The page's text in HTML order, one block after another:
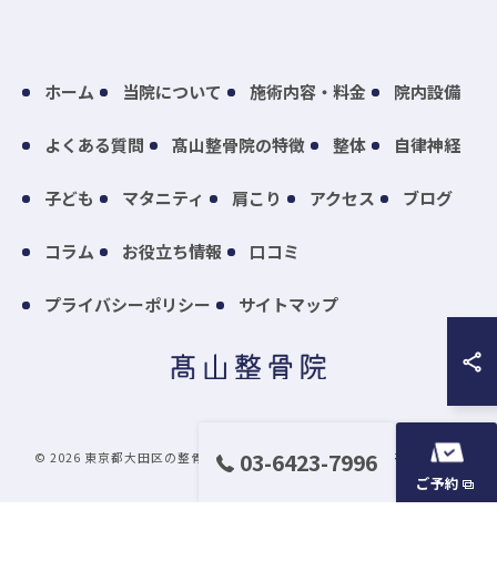
03-6423-7996
ご予約
ホーム 当院について 施術内容・料金 院内設備
よくある質問 髙山整骨院の特徴 整体 自律神経
子ども マタニティ 肩こり アクセス ブログ
コラム お役立ち情報 口コミ
プライバシーポリシー サイトマップ
© 2026 東京都大田区の整骨院なら髙山整骨院 ALL RIGHTS RESERVED.